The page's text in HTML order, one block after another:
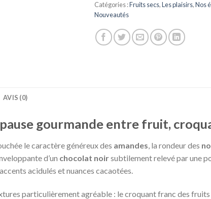
Catégories :Fruits secs,Les plaisirs,Nos
Nouveautés
AVIS (0)
gourmande entre fruit,
le caractère généreux des amandes, la rondeur des
d’un chocolat noirsubtilement relevé par une
acidulés et nuances cacaotées.
particulièrement agréable : le croquant franc des